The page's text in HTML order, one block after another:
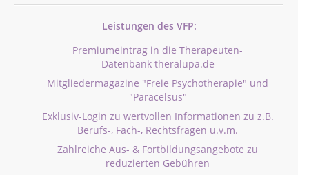
Leistungen des VFP:
Premiumeintrag in die Therapeuten-
Datenbank theralupa.de
Mitgliedermagazine "Freie Psychotherapie" und
"Paracelsus"
Exklusiv-Login zu wertvollen Informationen zu z.B.
Berufs-, Fach-, Rechtsfragen u.v.m.
Zahlreiche Aus- & Fortbildungsangebote zu
reduzierten Gebühren